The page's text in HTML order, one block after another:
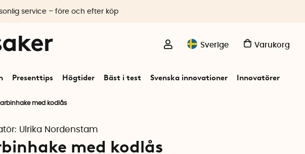
Sverige Varukorg
Presenttips Högtider Bäst i test Svenska innovationer Innovatörer
service – före och efter köp
med kodlås
Ulrika Nordenstam
med kodlås